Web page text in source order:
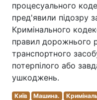
процесуального
пред'явили підозру
Кримінального
правил дорожнього
транспортного
потерпілого або
ушкоджень.
Київ Машина.